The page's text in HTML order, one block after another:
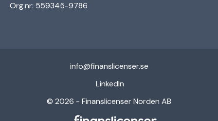
Org.nr: 559345-9786
info@finanslicenser.se
linkedin
LinkedIn
© 2026 - Finanslicenser Norden AB